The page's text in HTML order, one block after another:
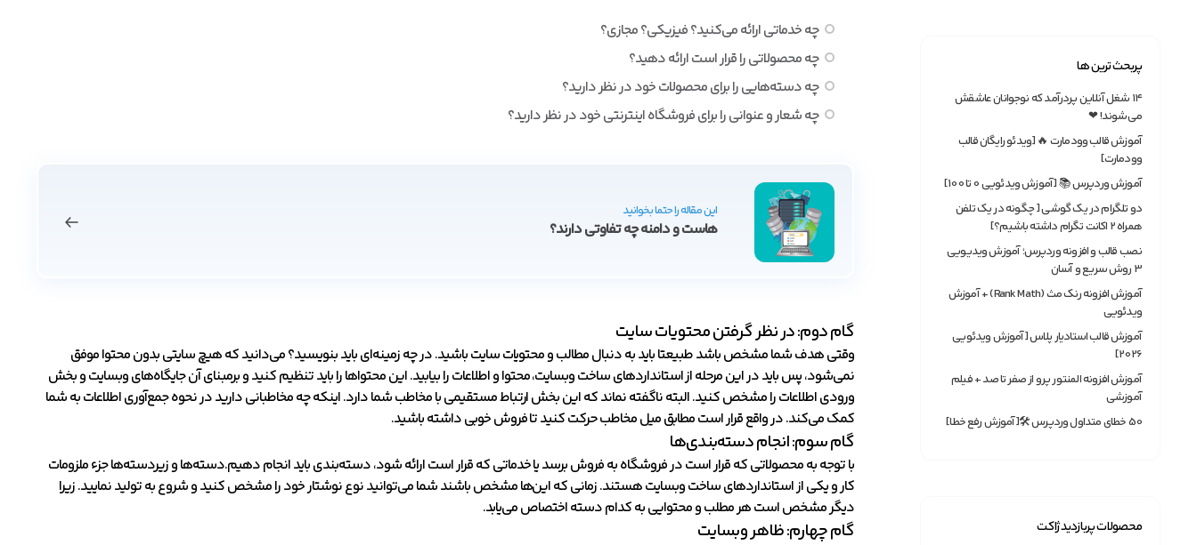
پربحث ترین ها
۱۴ شغل آنلاین پردرآمد که نوجوانان عاشقش
می‌شوند! ❤
آموزش قالب وودمارت 🔥 [ویدئو رایگان قالب
وودمارت]
آموزش وردپرس 📚 [آموزش ویدئویی 0 تا 100]
دو تلگرام در یک گوشی [ چگونه در یک تلفن
همراه ۲ اکانت تگرام داشته باشیم؟]
نصب قالب و افزونه وردپرس؛ آموزش ویدیویی
3 روش سریع و آسان
آموزش افزونه رنک مث (Rank Math) + آموزش
ویدئویی
آموزش قالب استادیار پلاس [آموزش ویدئویی
2026]
آموزش افزونه المنتور پرو از صفر تا صد + فیلم
آموزشی
50 خطای متداول وردپرس 🛠[آموزش رفع خطا]
محصولات پربازدید ژاکت
چه خدماتی ارائه می‌کنید؟ فیزیکی؟ مجازی؟
چه محصولاتی را قرار است ارائه دهید؟
چه دسته‌هایی را برای محصولات خود در نظر دارید؟
چه شعار و عنوانی را برای فروشگاه اینترنتی خود در نظر دارید؟
این مقاله را حتما بخوانید
هاست و دامنه چه تفاوتی دارند؟
گام دوم: در نظر گرفتن محتویات سایت
وقتی هدف شما مشخص باشد طبیعتا باید به دنبال مطالب و محتویات سایت باشید. در چه زمینه‌ای باید بنویسید؟ می‌دانید که هیچ سایتی بدون محتوا موفق
نمی‌شود، پس باید در این مرحله از استانداردهای ساخت وبسایت، محتوا و اطلاعات را بیابید. این محتواها را باید تنظیم کنید و برمبنای آن جایگاه‌های وبسایت و بخش
ورودی اطلاعات را مشخص کنید. البته ناگفته نماند که این بخش ارتباط مستقیمی با مخاطب شما دارد. اینکه چه مخاطبانی دارید در نحوه جمع‌آوری اطلاعات به شما
کمک می‌کند. در واقع قرار است مطابق میل مخاطب حرکت کنید تا فروش خوبی داشته باشید.
گام سوم: انجام دسته‌بندی‌ها
با توجه به محصولاتی که قرار است در فروشگاه به فروش برسد یا خدماتی که قرار است ارائه شود، دسته‌بندی باید انجام دهیم.دسته‌ها و زیردسته‌ها جزء ملزومات
کار و یکی از استانداردهای ساخت وبسایت هستند. زمانی که این‌ها مشخص باشند شما می‌توانید نوع نوشتار خود را مشخص کنید و شروع به تولید نمایید. زیرا
دیگر مشخص است هر مطلب و محتوایی به کدام دسته اختصاص می‌یابد.
گام چهارم: ظاهر وبسایت